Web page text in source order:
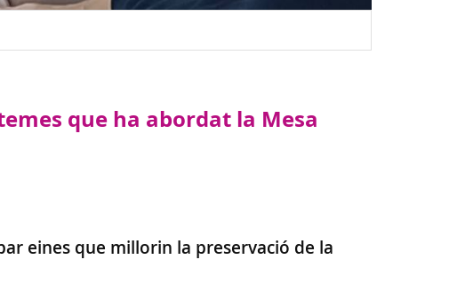
que ha abordat la Mesa
eines que millorin la preservació de la